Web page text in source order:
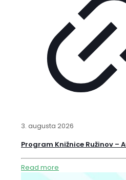
3. augusta 2026
Program Knižnice Ružinov –
Read more